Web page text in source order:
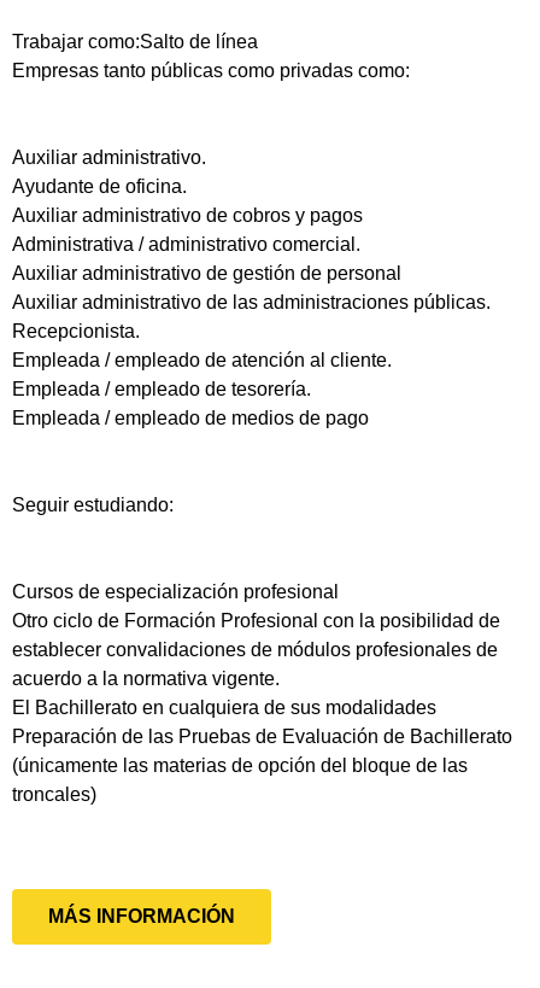
Trabajar como:Salto de línea
Empresas tanto públicas como privadas como:
Auxiliar administrativo.
Ayudante de oficina.
Auxiliar administrativo de cobros y pagos
Administrativa / administrativo comercial.
Auxiliar administrativo de gestión de personal
Auxiliar administrativo de las administraciones públicas.
Recepcionista.
Empleada / empleado de atención al cliente.
Empleada / empleado de tesorería.
Empleada / empleado de medios de pago
Seguir estudiando:
Cursos de especialización profesional
Otro ciclo de Formación Profesional con la posibilidad de
establecer convalidaciones de módulos profesionales de
acuerdo a la normativa vigente.
El Bachillerato en cualquiera de sus modalidades
Preparación de las Pruebas de Evaluación de Bachillerato
(únicamente las materias de opción del bloque de las
troncales)
MÁS INFORMACIÓN